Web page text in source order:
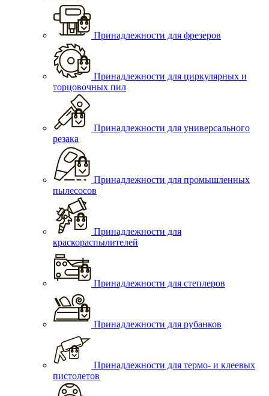
Принадлежности для фрезеров
Принадлежности для циркулярных и
торцовочных пил
Принадлежности для универсального
резака
Принадлежности для промышленных
пылесосов
Принадлежности для
краскораспылителей
Принадлежности для степлеров
Принадлежности для рубанков
Принадлежности для термо- и клеевых
пистолетов